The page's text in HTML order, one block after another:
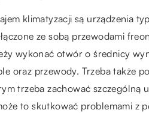
klimatyzacji są urządzenia
ze sobą przewodami
wykonać otwór o średnicy
oraz przewody. Trzeba także
trzeba zachować szczególną
to skutkować problemami z